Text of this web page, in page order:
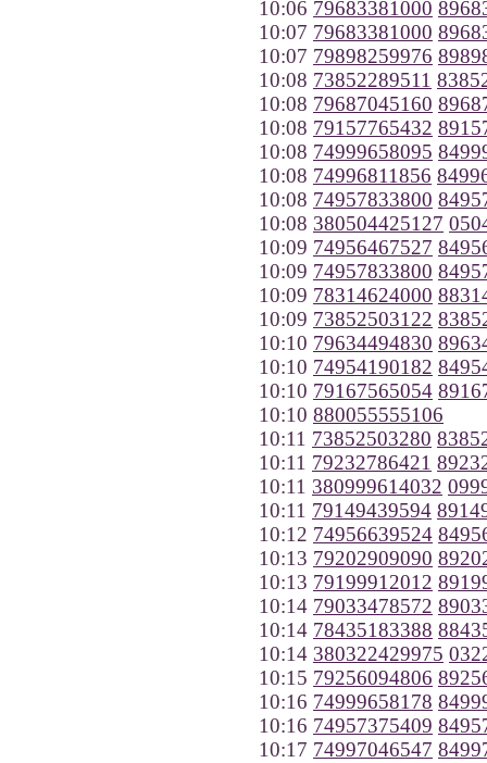
10:06 79683381000
10:07 79683381000
10:07 79898259976
10:08 73852289511
10:08 79687045160
10:08 79157765432
10:08 74999658095
10:08 74996811856
10:08 74957833800
10:08 380504425127
10:09 74956467527
10:09 74957833800
10:09 78314624000
10:09 73852503122
10:10 79634494830
10:10 74954190182
10:10 79167565054
10:10 880055555106
10:11 73852503280
10:11 79232786421
10:11 380999614032
10:11 79149439594
10:12 74956639524
10:13 79202909090
10:13 79199912012
10:14 79033478572
10:14 78435183388
10:14 380322429975
10:15 79256094806
10:16 74999658178
10:16 74957375409
10:17 74997046547